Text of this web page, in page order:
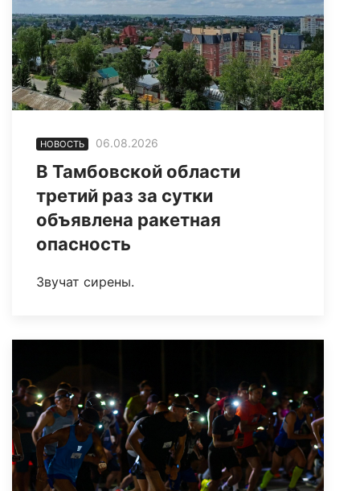
НОВОСТЬ 06.08.2026
В Тамбовской области
третий раз за сутки
объявлена ракетная
опасность
Звучат сирены.